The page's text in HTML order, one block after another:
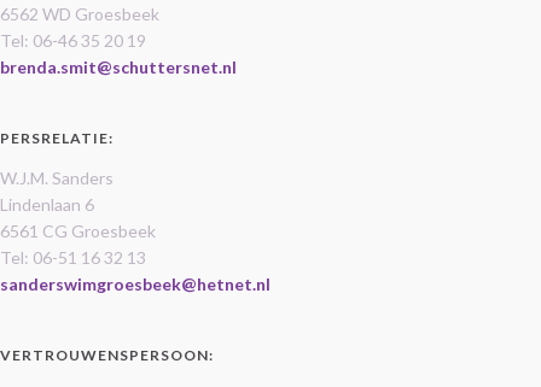
6562 WD Groesbeek
Tel: 06-46 35 20 19
brenda.smit@schuttersnet.nl
PERSRELATIE:
W.J.M. Sanders
Lindenlaan 6
6561 CG Groesbeek
Tel: 06-51 16 32 13
sanderswimgroesbeek@hetnet.nl
VERTROUWENSPERSOON: